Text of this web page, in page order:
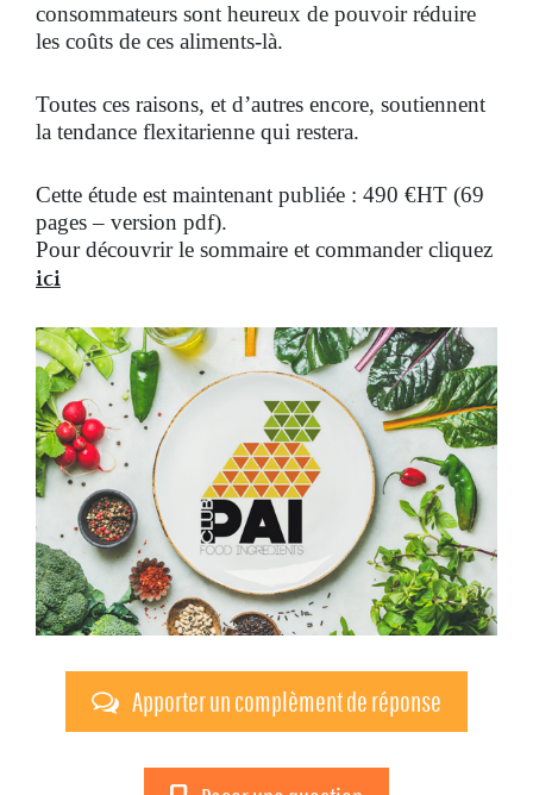
consommateurs sont heureux de pouvoir réduire
les coûts de ces aliments-là.
Toutes ces raisons, et d’autres encore, soutiennent
la tendance flexitarienne qui restera.
Cette étude est maintenant publiée : 490 €HT (69
pages – version pdf).
Pour découvrir le sommaire et commander cliquez
ici
Apporter un complèment de réponse